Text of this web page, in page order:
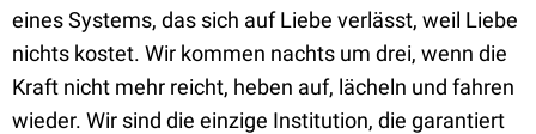
eines Systems, das sich auf Liebe verlässt, weil Liebe
nichts kostet. Wir kommen nachts um drei, wenn die
Kraft nicht mehr reicht, heben auf, lächeln und fahren
wieder. Wir sind die einzige Institution, die garantiert